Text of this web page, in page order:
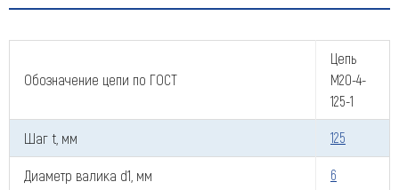
Обозначение цепи по ГОСТ
Цепь
М20-4-
125-1
Шаг t, мм 125
Диаметр валика d1, мм 6